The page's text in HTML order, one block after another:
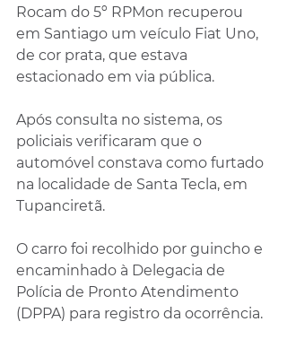
Rocam do 5º RPMon recuperou
em Santiago um veículo Fiat Uno,
de cor prata, que estava
estacionado em via pública.
Após consulta no sistema, os
policiais verificaram que o
automóvel constava como furtado
na localidade de Santa Tecla, em
Tupanciretã.
O carro foi recolhido por guincho e
encaminhado à Delegacia de
Polícia de Pronto Atendimento
(DPPA) para registro da ocorrência.